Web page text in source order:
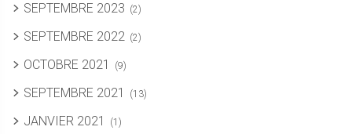
SEPTEMBRE 2023 (2)
SEPTEMBRE 2022 (2)
OCTOBRE 2021 (9)
SEPTEMBRE 2021 (13)
JANVIER 2021 (1)